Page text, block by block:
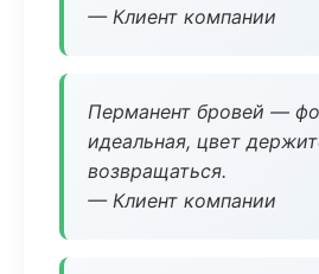
— Клиент компании
Перманент бровей —
идеальная, цвет
возвращаться.
— Клиент компании